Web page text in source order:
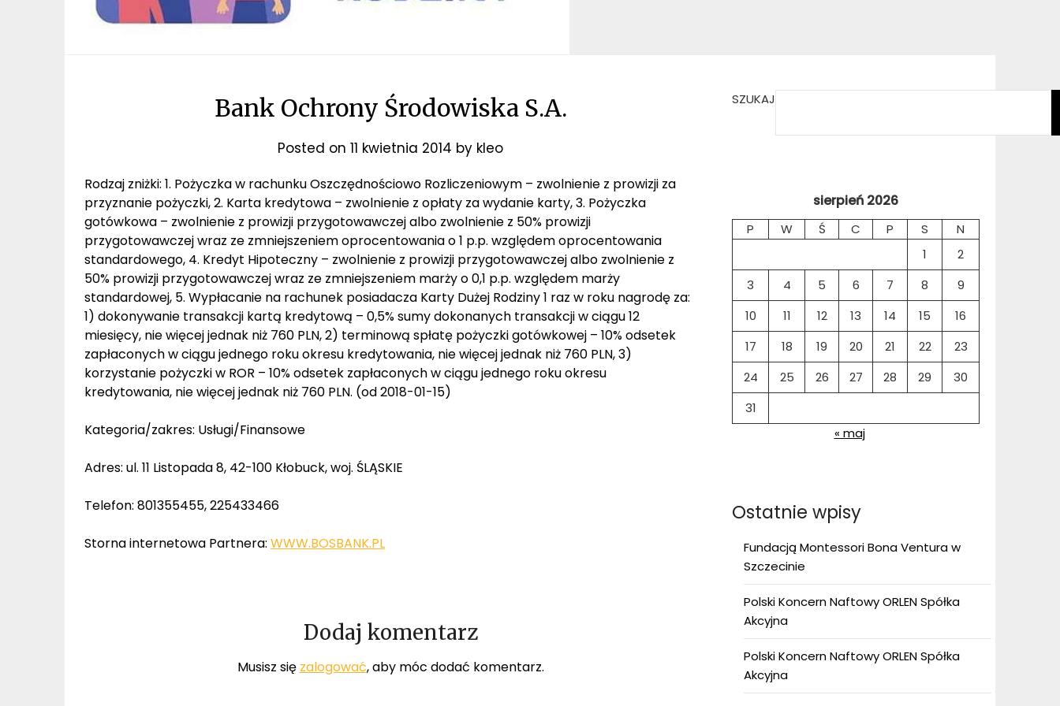
Bank Ochrony Środowiska S.A.
Posted on 11 kwietnia 2014 by kleo
Rodzaj zniżki: 1. Pożyczka w rachunku Oszczędnościowo Rozliczeniowym – zwolnienie z prowizji za
przyznanie pożyczki, 2. Karta kredytowa – zwolnienie z opłaty za wydanie karty, 3. Pożyczka
gotówkowa – zwolnienie z prowizji przygotowawczej albo zwolnienie z 50% prowizji
przygotowawczej wraz ze zmniejszeniem oprocentowania o 1 p.p. względem oprocentowania
standardowego, 4. Kredyt Hipoteczny – zwolnienie z prowizji przygotowawczej albo zwolnienie z
50% prowizji przygotowawczej wraz ze zmniejszeniem marży o 0,1 p.p. względem marży
standardowej, 5. Wypłacanie na rachunek posiadacza Karty Dużej Rodziny 1 raz w roku nagrodę za:
1) dokonywanie transakcji kartą kredytową – 0,5% sumy dokonanych transakcji w ciągu 12
miesięcy, nie więcej jednak niż 760 PLN, 2) terminową spłatę pożyczki gotówkowej – 10% odsetek
zapłaconych w ciągu jednego roku okresu kredytowania, nie więcej jednak niż 760 PLN, 3)
korzystanie pożyczki w ROR – 10% odsetek zapłaconych w ciągu jednego roku okresu
kredytowania, nie więcej jednak niż 760 PLN. (od 2018-01-15)
Kategoria/zakres: Usługi/Finansowe
Adres: ul. 11 Listopada 8, 42-100 Kłobuck, woj. ŚLĄSKIE
Telefon: 801355455, 225433466
Storna internetowa Partnera: WWW.BOSBANK.PL
Dodaj komentarz
Musisz się zalogować, aby móc dodać komentarz.
SZUKAJ
sierpień 2026
P W Ś C P S
N
1
2
3
4 5 6 7 8
9
10
11 12 13 14 15
16
17
18 19 20 21 22
23
24
25 26 27 28 29
30
31
« maj
Ostatnie wpisy
Fundacją Montessori Bona Ventura w
Szczecinie
Polski Koncern Naftowy ORLEN Spółka
Akcyjna
Polski Koncern Naftowy ORLEN Spółka
Akcyjna